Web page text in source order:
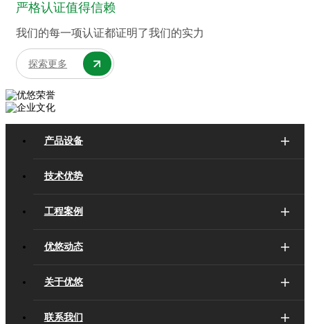
严格认证值得信赖
我们的每一项认证都证明了我们的实力
探索更多
产品设备
技术优势
工程案例
优悠动态
关于优悠
联系我们